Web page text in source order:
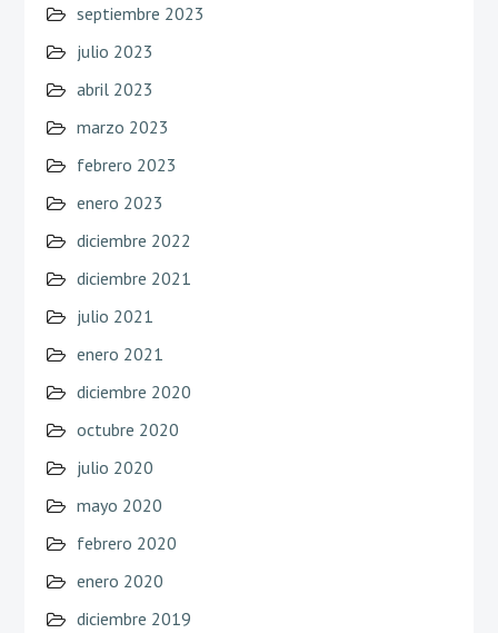
septiembre 2023
julio 2023
abril 2023
marzo 2023
febrero 2023
enero 2023
diciembre 2022
diciembre 2021
julio 2021
enero 2021
diciembre 2020
octubre 2020
julio 2020
mayo 2020
febrero 2020
enero 2020
diciembre 2019